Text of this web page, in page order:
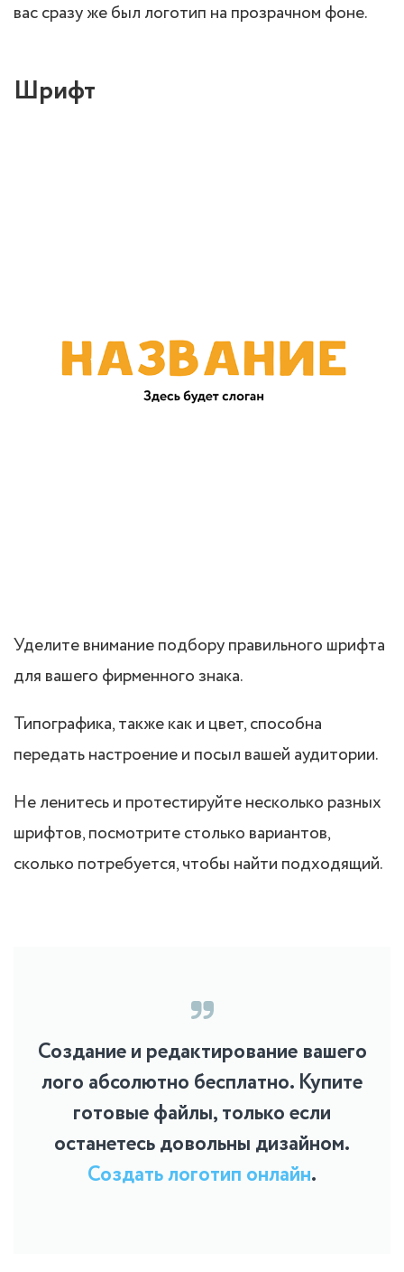
вас сразу же был логотип на прозрачном фоне.
Шрифт
Уделите внимание подбору правильного шрифта
для вашего фирменного знака.
Типографика, также как и цвет, способна
передать настроение и посыл вашей аудитории.
Не ленитесь и протестируйте несколько разных
шрифтов, посмотрите столько вариантов,
сколько потребуется, чтобы найти подходящий.
Создание и редактирование вашего
лого абсолютно бесплатно. Купите
готовые файлы, только если
останетесь довольны дизайном.
Создать логотип онлайн.